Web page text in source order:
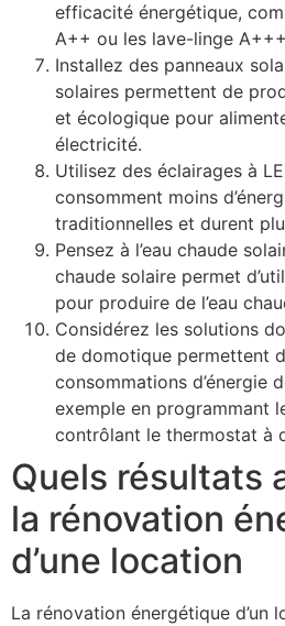
efficacité énergétique,
A++ ou les lave-linge A+++
Installez des panneaux
solaires permettent de
et écologique pour
électricité.
Utilisez des éclairages à
consomment moins
traditionnelles et durent
Pensez à l’eau chaude
chaude solaire permet
pour produire de l’eau
Considérez les solutions
de domotique permettent
consommations d’énergie
exemple en programmant
contrôlant le thermostat à
Quels résultats
la rénovation
d’une location
La rénovation énergétique d’un